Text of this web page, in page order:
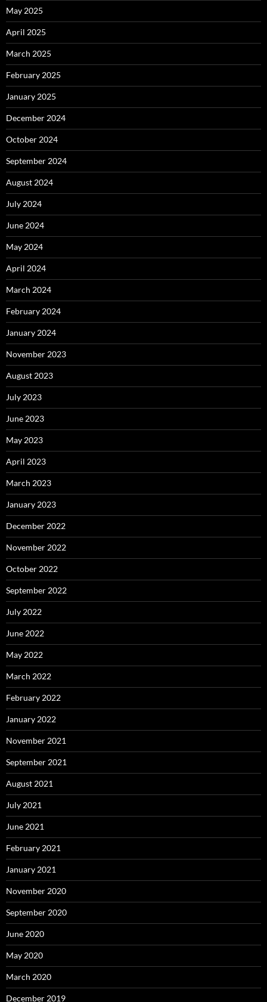
May 2025
April 2025
March 2025
February 2025
January 2025
December 2024
October 2024
September 2024
August 2024
July 2024
June 2024
May 2024
April 2024
March 2024
February 2024
January 2024
November 2023
August 2023
July 2023
June 2023
May 2023
April 2023
March 2023
January 2023
December 2022
November 2022
October 2022
September 2022
July 2022
June 2022
May 2022
March 2022
February 2022
January 2022
November 2021
September 2021
August 2021
July 2021
June 2021
February 2021
January 2021
November 2020
September 2020
June 2020
May 2020
March 2020
December 2019